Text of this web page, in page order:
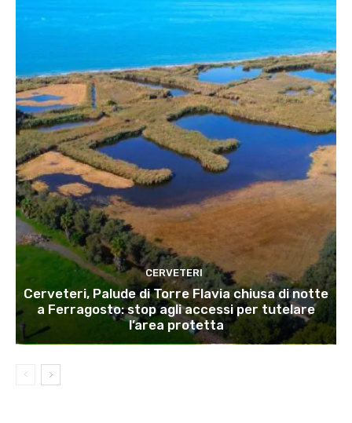
CERVETERI
Cerveteri, Palude di Torre Flavia chiusa di notte
a Ferragosto: stop agli accessi per tutelare
l’area protetta